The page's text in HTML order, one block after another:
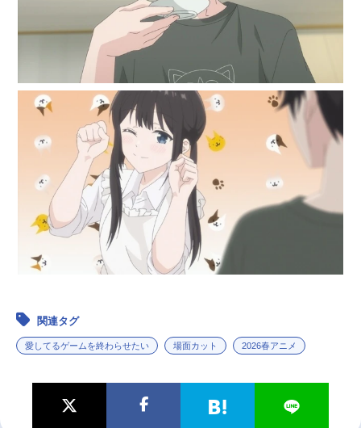
関連タグ
愛してるゲームを終わらせたい 場面カット 2026春アニメ